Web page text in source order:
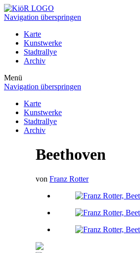
Navigation überspringen
Karte
Kunstwerke
Stadtrallye
Archiv
Menü
Navigation überspringen
Karte
Kunstwerke
Stadtrallye
Archiv
Beethoven
von Franz Rotter